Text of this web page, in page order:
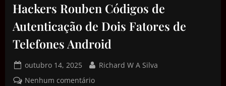
Hackers Rouben Códigos de
Autenticação de Dois Fatores de
Telefones Android
outubro 14, 2025
Richard W A Silva
Nenhum comentário